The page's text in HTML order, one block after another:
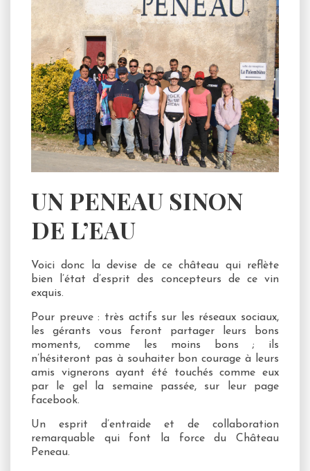
UN PENEAU SINON
DE L’EAU
Voici donc la devise de ce château qui reflète
bien l’état d’esprit des concepteurs de ce vin
exquis.
Pour preuve : très actifs sur les réseaux sociaux,
les gérants vous feront partager leurs bons
moments, comme les moins bons ; ils
n’hésiteront pas à souhaiter bon courage à leurs
amis vignerons ayant été touchés comme eux
par le gel la semaine passée, sur leur page
facebook.
Un esprit d’entraide et de collaboration
remarquable qui font la force du Château
Peneau.